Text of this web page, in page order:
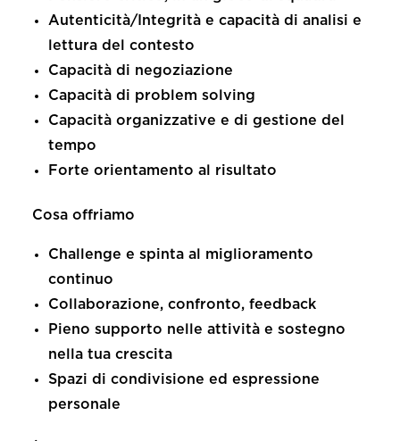
Autenticità/Integrità e capacità di analisi e
lettura del contesto
Capacità di negoziazione
Capacità di problem solving
Capacità organizzative e di gestione del
tempo
Forte orientamento al risultato
Cosa offriamo
Challenge e spinta al miglioramento
continuo
Collaborazione, confronto, feedback
Pieno supporto nelle attività e sostegno
nella tua crescita
Spazi di condivisione ed espressione
personale